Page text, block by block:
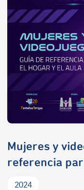
Mujeres y
referencia
2024